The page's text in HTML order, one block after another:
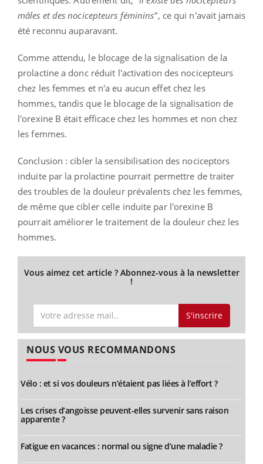
mâles et des nocicepteurs féminins", ce qui n'avait jamais
été reconnu auparavant.
Comme attendu, le blocage de la signalisation de la
prolactine a donc réduit l'activation des nocicepteurs
chez les femmes et n'a eu aucun effet chez les
hommes, tandis que le blocage de la signalisation de
l'orexine B était efficace chez les hommes et non chez
les femmes.
Conclusion : cibler la sensibilisation des nociceptors
induite par la prolactine pourrait permettre de traiter
des troubles de la douleur prévalents chez les femmes,
de même que cibler celle induite par l'orexine B
pourrait améliorer le traitement de la douleur chez les
hommes.
Vous aimez cet article ? Abonnez-vous à la newsletter
!
S'inscrire
NOUS VOUS RECOMMANDONS
Vélo : et si vos douleurs n’étaient pas liées à l’effort ?
Les crises d’angoisse peuvent-elles survenir sans raison
apparente ?
Fatigue en vacances : normal ou signe d’une maladie ?